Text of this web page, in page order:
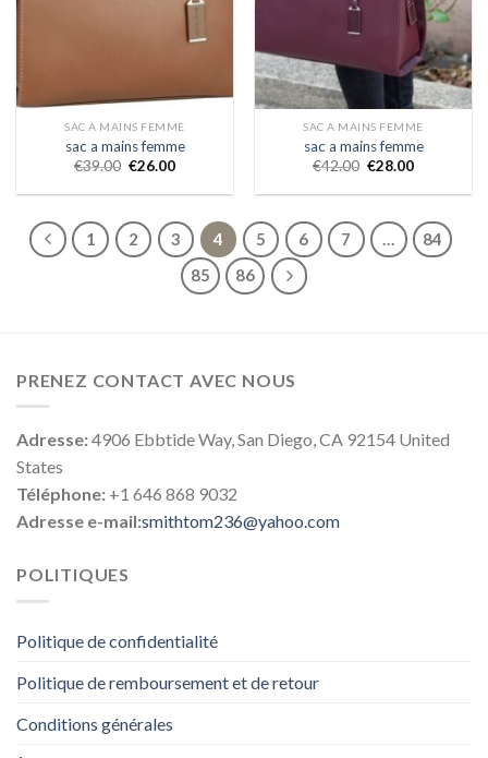
SAC A MAINS FEMME
sac a mains femme
€39.00 €26.00
SAC A MAINS FEMME
sac a mains femme
€42.00 €28.00
1 2 3 4 5 6 7 …
84
85
86
PRENEZ CONTACT AVEC NOUS
Adresse:4906 Ebbtide Way, San Diego, CA 92154 United
States
Téléphone: +1 646 868 9032
Adresse e-mail:smithtom236@yahoo.com
POLITIQUES
Politique de confidentialité
Politique de remboursement et de retour
Conditions générales